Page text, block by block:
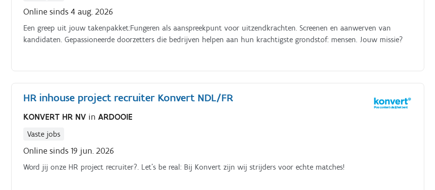
Online sinds 4 aug. 2026
Een greep uit jouw takenpakket:Fungeren als aanspreekpunt voor uitzendkrachten. Screenen en aanwerven van
kandidaten. Gepassioneerde doorzetters die bedrijven helpen aan hun krachtigste grondstof: mensen. Jouw missie?
HR inhouse project recruiter Konvert NDL/FR
KONVERT HR NV inARDOOIE
Vaste jobs
Online sinds 19 jun. 2026
Word jij onze HR project recruiter?. Let’s be real: Bij Konvert zijn wij strijders voor echte matches!